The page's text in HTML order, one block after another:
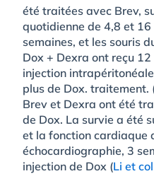
été traitées avec Brev,
quotidienne de 4,8 et
semaines, et les souris
Dox + Dexra ont reçu
injection
plus de Dox. traitement.
Brev et Dexra ont été
de Dox. La survie a été
et la fonction cardiaque
échocardiographie, 3
injection de Dox (Li et